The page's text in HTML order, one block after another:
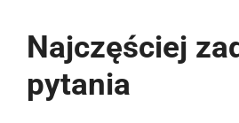
Najczęściej
pytania